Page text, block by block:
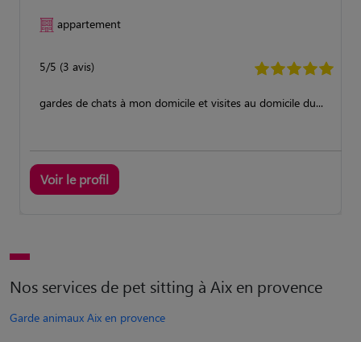
appartement
5/5 (3 avis)
gardes de chats à mon domicile et visites au domicile du...
Voir le profil
Nos services de pet sitting à Aix en provence
Garde animaux Aix en provence